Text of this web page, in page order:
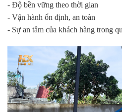
- Độ bền vững theo thời gian
- Vận hành ổn định, an toàn
- Sự an tâm của khách hàng trong